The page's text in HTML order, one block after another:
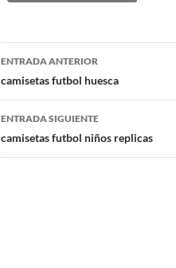
Navegación
de
entradas
ENTRADA ANTERIOR
camisetas futbol huesca
ENTRADA SIGUIENTE
camisetas futbol niños replicas